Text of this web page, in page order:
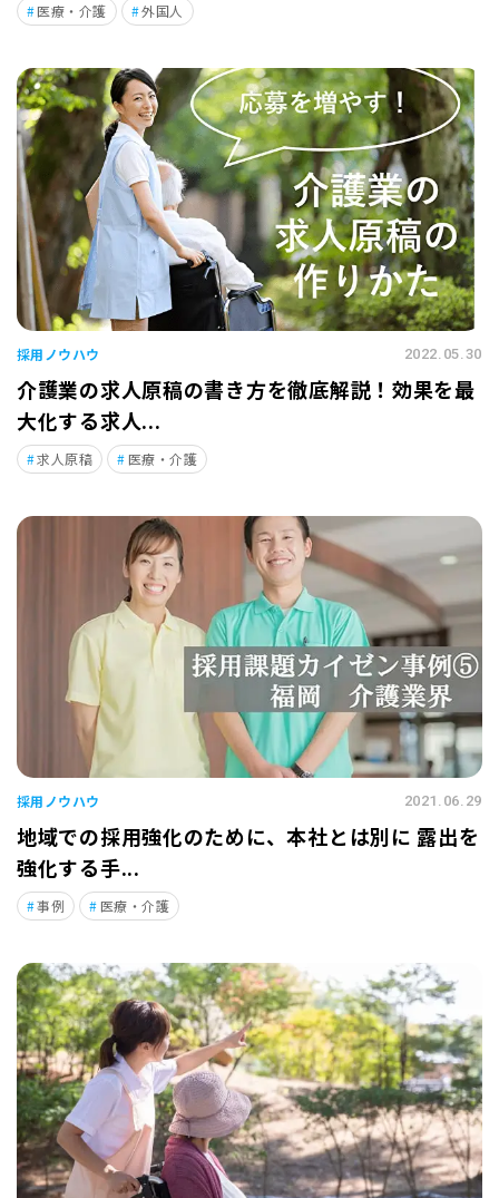
医療・介護 外国人
採用ノウハウ 2022.05.30
介護業の求人原稿の書き方を徹底解説！効果を最
大化する求人...
求人原稿 医療・介護
採用ノウハウ 2021.06.29
地域での採用強化のために、本社とは別に 露出を
強化する手...
事例 医療・介護